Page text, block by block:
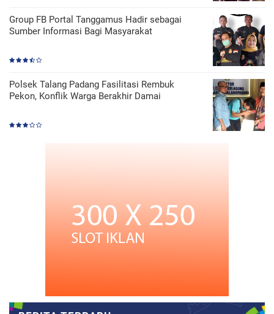
Group FB Portal Tanggamus Hadir sebagai
Sumber Informasi Bagi Masyarakat
Polsek Talang Padang Fasilitasi Rembuk
Pekon, Konflik Warga Berakhir Damai